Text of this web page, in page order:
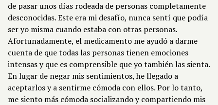
de pasar unos días rodeada de personas completamente
desconocidas. Este era mi desafío, nunca sentí que podía
ser yo misma cuando estaba con otras personas.
Afortunadamente, el medicamento me ayudó a darme
cuenta de que todas las personas tienen emociones
intensas y que es comprensible que yo también las sienta.
En lugar de negar mis sentimientos, he llegado a
aceptarlos y a sentirme cómoda con ellos. Por lo tanto,
me siento más cómoda socializando y compartiendo mis